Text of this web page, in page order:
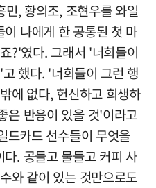
, 황의조, 조현우를 와일
나에게 한 공통된 첫 마
?'였다. 그래서 '너희들이
했다. '너희들이 그런 행
에 없다, 헌신하고 희생하
은 반응이 있을 것'이라고
드카드 선수들이 무엇을
. 공들고 물들고 커피 사
와 같이 있는 것만으로도